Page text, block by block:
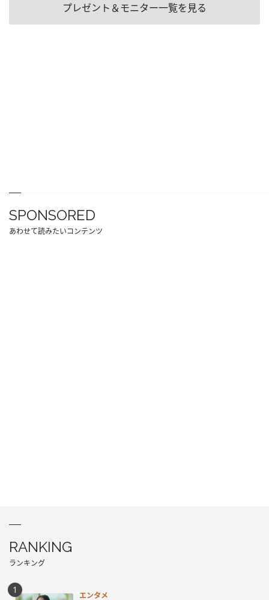
プレゼント＆モニター一覧を見る
SPONSORED
あわせて読みたいコンテンツ
RANKING
ランキング
エンタメ